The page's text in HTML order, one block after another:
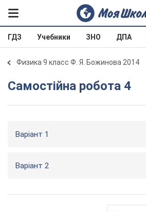
ГДЗ Учебники ЗНО ДПА
Физика 9 класс Ф. Я. Божинова 2014
Самостійна робота 4
Варіант 1
Варіант 2